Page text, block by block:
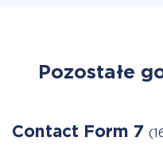
Pozostałe
Contact Form 7